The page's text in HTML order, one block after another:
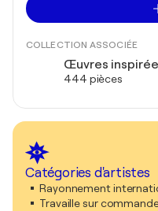
COLLECTION ASSOCIÉE
Œuvres
444 pièces
Catégories d'artistes
Rayonnement
Travaille sur